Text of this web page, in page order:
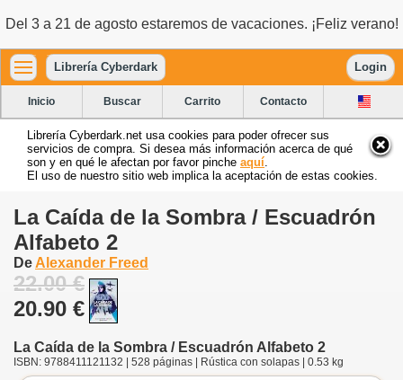
Del 3 a 21 de agosto estaremos de vacaciones. ¡Feliz verano!
Librería Cyberdark Login
Inicio Buscar Carrito Contacto
Librería Cyberdark.net usa cookies para poder ofrecer sus
servicios de compra. Si desea más información acerca de qué
son y en qué le afectan por favor pinche aquí
El uso de nuestro sitio web implica la aceptación de estas cookies.
La Caída de la Sombra / Escuadrón
Alfabeto 2
De Alexander Freed
22.00 €
20.90 €
La Caída de la Sombra / Escuadrón Alfabeto 2
ISBN: 9788411121132 | 528 páginas | Rústica con solapas | 0.53 kg